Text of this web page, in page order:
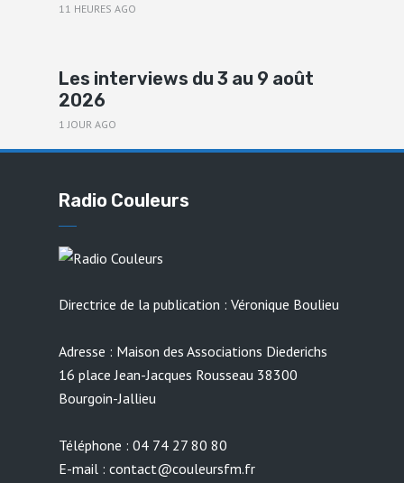
11 HEURES AGO
Les interviews du 3 au 9 août
2026
1 JOUR AGO
Radio Couleurs
Directrice de la publication : Véronique Boulieu
Adresse : Maison des Associations Diederichs
16 place Jean-Jacques Rousseau 38300
Bourgoin-Jallieu
Téléphone : 04 74 27 80 80
E-mail : contact@couleursfm.fr